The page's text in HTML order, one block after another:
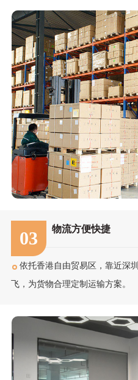
02 原料精益求精
坚持采用优质原料，搭配进口
料，精造细作，使产品颜色稳定
物流方便快捷